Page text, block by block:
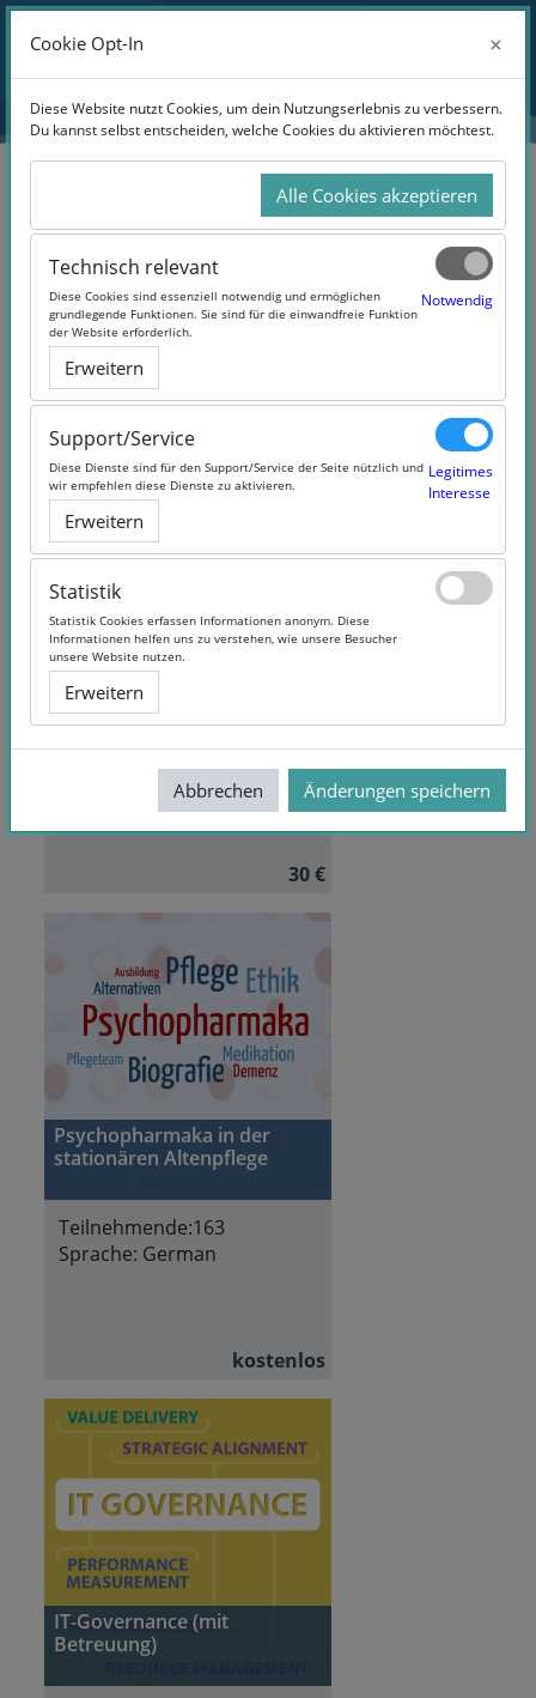
Zum Hauptinhalt
Website-Übersicht
Anmelden
Suchen
10 Products Found
Unternehmen im Wandel
Sabine Wojcieszak
German
30 €
Psychopharmaka in der
stationären Altenpflege
Teilnehmende:163
Sprache: German
kostenlos
IT-Governance (mit
Betreuung)
Cookie Opt-In ×
Diese Website nutzt Cookies, um dein Nutzungserlebnis zu verbessern.
Du kannst selbst entscheiden, welche Cookies du aktivieren möchtest.
Alle Cookies akzeptieren
Technisch relevant
Diese Cookies sind essenziell notwendig und ermöglichen
grundlegende Funktionen. Sie sind für die einwandfreie Funktion
der Website erforderlich.
Notwendig
Erweitern
Support/Service
Diese Dienste sind für den Support/Service der Seite nützlich und
wir empfehlen diese Dienste zu aktivieren.
Legitimes
Interesse
Erweitern
Statistik
Statistik Cookies erfassen Informationen anonym. Diese
Informationen helfen uns zu verstehen, wie unsere Besucher
unsere Website nutzen.
Erweitern
Abbrechen Änderungen speichern
Cookie Opt-In ×
Diese Website nutzt Cookies, um dein Nutzungserlebnis zu verbessern.
Du kannst selbst entscheiden, welche Cookies du aktivieren möchtest.
Alle Cookies akzeptieren
Technisch relevant
Diese Cookies sind essenziell notwendig und ermöglichen
grundlegende Funktionen. Sie sind für die einwandfreie Funktion
der Website erforderlich.
Notwendig
Erweitern
Support/Service
Diese Dienste sind für den Support/Service der Seite nützlich und
wir empfehlen diese Dienste zu aktivieren.
Legitimes
Interesse
Erweitern
Statistik
Statistik Cookies erfassen Informationen anonym. Diese
Informationen helfen uns zu verstehen, wie unsere Besucher
unsere Website nutzen.
Erweitern
Abbrechen Änderungen speichern